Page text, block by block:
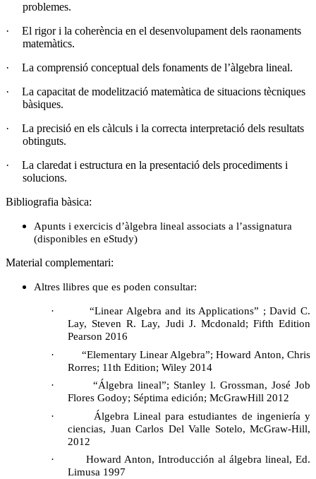
problemes.
·
El rigor i la coherència en el desenvolupament dels raonaments
matemàtics.
·
La comprensió conceptual dels fonaments de l’àlgebra lineal.
·
La capacitat de modelització matemàtica de situacions tècniques
bàsiques.
·
La precisió en els càlculs i la correcta interpretació dels resultats
obtinguts.
·
La claredat i estructura en la presentació dels procediments i
solucions.
Bibliografia bàsica:
Apunts i exercicis d’àlgebra lineal associats a l’assignatura
(disponibles en eStudy)
Material complementari:
Altres llibres que es poden consultar:
·
“Linear Algebra and its Applications” ; David C.
Lay, Steven R. Lay, Judi J. Mcdonald; Fifth Edition
Pearson 2016
·
“Elementary Linear Algebra”; Howard Anton, Chris
Rorres; 11th Edition; Wiley 2014
·
“Álgebra lineal”; Stanley l. Grossman, José Job
Flores Godoy; Séptima edición; McGrawHill 2012
·
Álgebra Lineal para estudiantes de ingeniería y
ciencias, Juan Carlos Del Valle Sotelo, McGraw-Hill,
2012
·
Howard Anton, Introducción al álgebra lineal, Ed.
Limusa 1997